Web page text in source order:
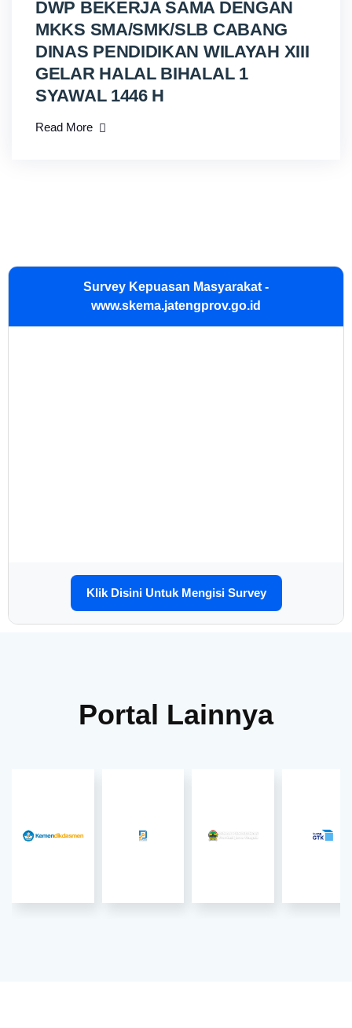
DWP BEKERJA SAMA DENGAN
MKKS SMA/SMK/SLB CABANG
DINAS PENDIDIKAN WILAYAH XIII
GELAR HALAL BIHALAL 1
SYAWAL 1446 H
Read More
Survey Kepuasan Masyarakat -
www.skema.jatengprov.go.id
Klik Disini Untuk Mengisi Survey
Portal Lainnya